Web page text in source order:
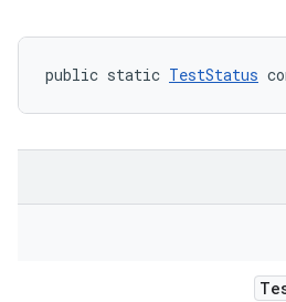
public static TestStatus